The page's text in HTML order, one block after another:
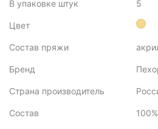
В упаковке штук 5
Цвет
Состав пряжи
Бренд
Страна производитель
Состав